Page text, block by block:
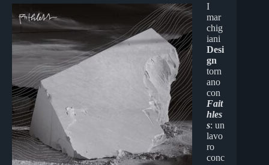
I
mar
chig
iani
Desi
gn
torn
ano
con
Fait
hles
s: un
lavo
ro
conc